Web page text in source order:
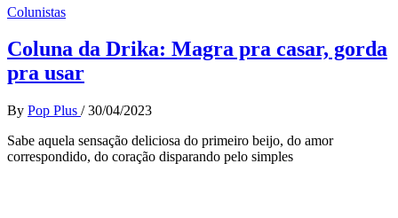
Colunistas
Coluna da Drika: Magra pra casar, gorda
pra usar
By Pop Plus / 30/04/2023
Sabe aquela sensação deliciosa do primeiro beijo, do amor
correspondido, do coração disparando pelo simples